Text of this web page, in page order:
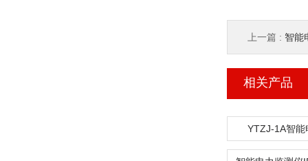
上一篇 : 智能
相关产品
YTZJ-1A智能